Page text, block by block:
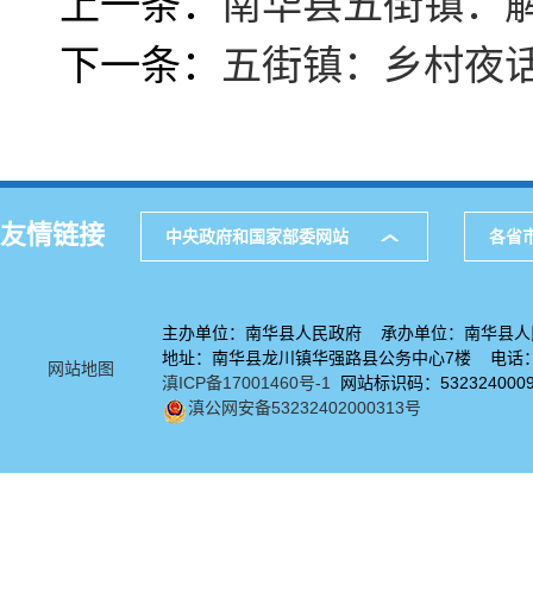
下一条： 五街镇：乡村夜
友情链接 中央政府和国家部委网站 各省
网站地图
主办单位：南华县人民政府 承办单位：南华县人
地址：南华县龙川镇华强路县公务中心7楼 电
滇ICP备17001460号-1
网站标识码：
滇公网安备53232402000313号